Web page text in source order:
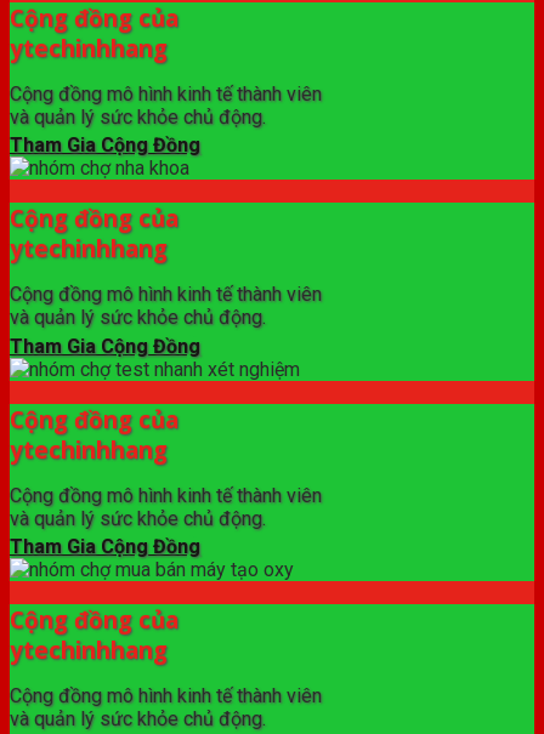
Cộng đồng của
ytechinhhang
Cộng đồng mô hình kinh tế thành viên
và quản lý sức khỏe chủ động.
Tham Gia Cộng Đồng
Cộng đồng của
ytechinhhang
Cộng đồng mô hình kinh tế thành viên
và quản lý sức khỏe chủ động.
Tham Gia Cộng Đồng
Cộng đồng của
ytechinhhang
Cộng đồng mô hình kinh tế thành viên
và quản lý sức khỏe chủ động.
Tham Gia Cộng Đồng
Cộng đồng của
ytechinhhang
Cộng đồng mô hình kinh tế thành viên
và quản lý sức khỏe chủ động.